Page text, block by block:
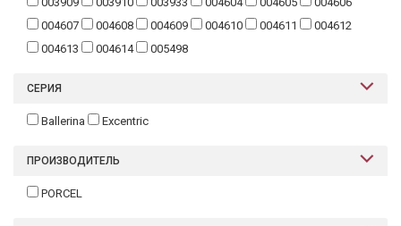
004607
004608 004609 004610 004611
004612
004613
004614 005498
СЕРИЯ
Ballerina Excentric
ПРОИЗВОДИТЕЛЬ
PORCEL